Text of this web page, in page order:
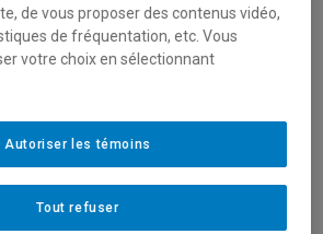
de la médaille de l’UQAM, aux
de la campagne de
UQAM. De gauche à
de l’UQAM, André Marcil,
G. Drummond Birks, Jacques
Jacques Courtois, Rodrigue
et Guy Bernier, 5 mai 1983.
de vous proposer des contenus vidéo,
de fréquentation, etc. Vous
votre choix en sélectionnant
Tout refuser
Autoriser les témoins